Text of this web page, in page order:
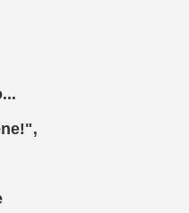
Romero)